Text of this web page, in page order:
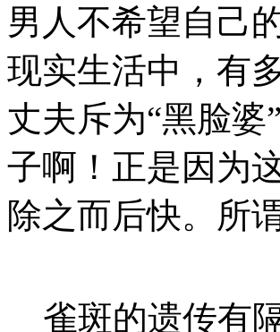
男人不希望自己
现实生活中，有
丈夫斥为“黑脸
子啊！正是因为
除之而后快。所
雀斑的遗传有